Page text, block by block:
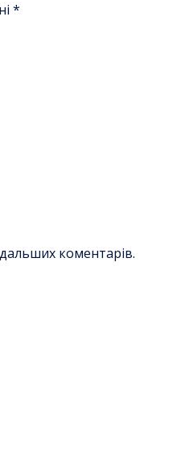
*
коментарів.